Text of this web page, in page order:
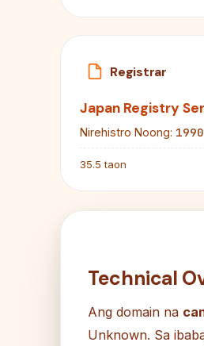
Registrar
Japan Registry
Nirehistro Noong:
35.5 taon
Technical
Ang domain na
Unknown. Sa